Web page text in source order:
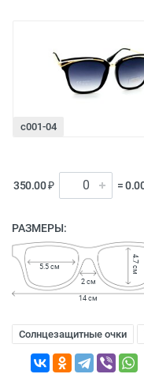
с001-04
350.00 ₽ =
РАЗМЕРЫ:
2 см
5.5 см 4.7 см
14 см
Солнцезащитные очки